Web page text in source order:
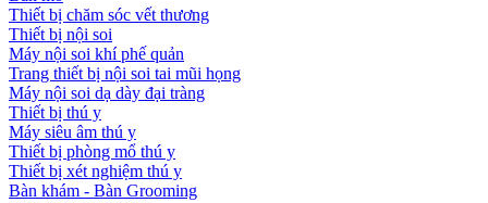
Thiết bị chăm sóc vết thương
Thiết bị nội soi
Máy nội soi khí phế quản
Trang thiết bị nội soi tai mũi họng
Máy nội soi dạ dày đại tràng
Thiết bị thú y
Máy siêu âm thú y
Thiết bị phòng mổ thú y
Thiết bị xét nghiệm thú y
Bàn khám - Bàn Grooming